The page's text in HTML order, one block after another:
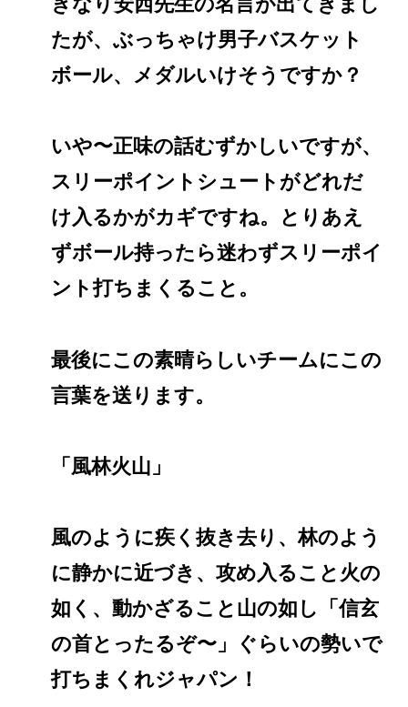
たが、ぶっちゃけ男子バスケット
ボール、メダルいけそうですか？
いや〜正味の話むずかしいですが、
スリーポイントシュートがどれだ
け入るかがカギですね。とりあえ
ずボール持ったら迷わずスリーポイ
ント打ちまくること。
最後にこの素晴らしいチームにこの
言葉を送ります。
「風林火山」
風のように疾く抜き去り、林のよう
に静かに近づき、攻め入ること火の
如く、動かざること山の如し「信玄
の首とったるぞ〜」ぐらいの勢いで
打ちまくれジャパン！